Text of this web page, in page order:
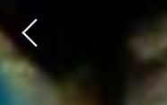
Previous
image